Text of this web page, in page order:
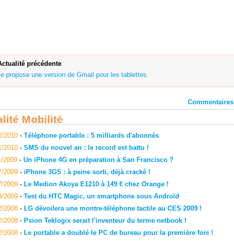
précédente
propose une version de Gmail pour les tablettes
Commentaires
Mobilité
2010- Téléphone portable : 5 milliards d'abonnés
2010- SMS du nouvel an : le record est battu !
2009- Un iPhone 4G en préparation à San Francisco ?
2009- iPhone 3GS : à peine sorti, déjà cracké !
2009- Le Medion Akoya E1210 à 149 € chez Orange !
2009- Test du HTC Magic, un smartphone sous Androïd
2008- LG dévoilera une montre-téléphone tactile au CES 2009 !
2008- Psion Teklogix serait l'inventeur du terme netbook !
2008- Le portable a doublé le PC de bureau pour la première fois !